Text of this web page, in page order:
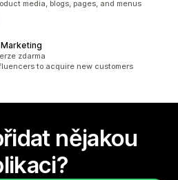
media, blogs, pages, and menus
zdarma
to acquire new customers
nějakou